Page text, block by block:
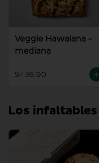
Veggie Hawaiana -
mediana
S/ 36.90
Los infaltables